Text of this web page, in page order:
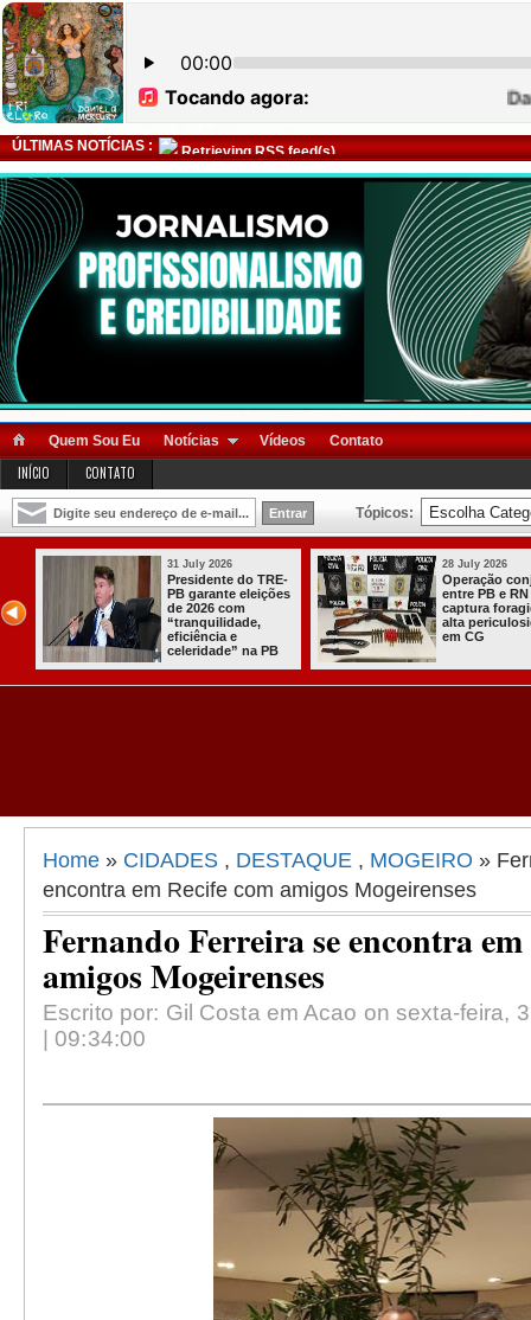
ÚLTIMAS NOTÍCIAS : Retrieving RSS feed(s)
Quem Sou Eu Notícias Vídeos Contato
INÍCIO CONTATO
Tópicos:
31 July 2026
Presidente do TRE-
PB garante eleições
de 2026 com
“tranquilidade,
eficiência e
celeridade” na PB
28 July 2026
Operação
entre PB e RN
captura
alta
em CG
Home » CIDADES , DESTAQUE , MOGEIRO »
encontra em Recife com amigos Mogeirenses
Fernando Ferreira se encontra em
amigos Mogeirenses
Escrito por: Gil Costa em Acao on sexta-feira,
| 09:34:00